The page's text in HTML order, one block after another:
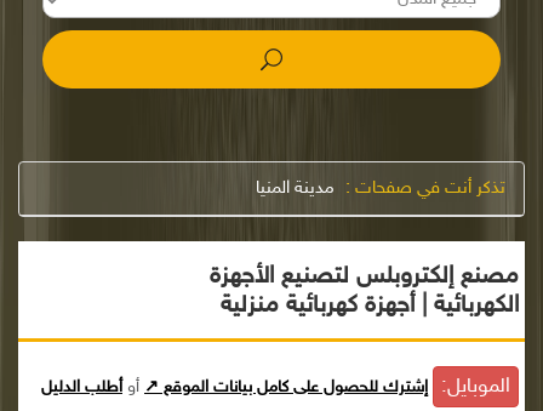
تذكر أنت في صفحات : مدينة المنيا
مصنع إلكتروبلس لتصنيع الأجهزة
الكهربائية | أجهزة كهربائية منزلية
الموبايل: إشترك للحصول على كامل بيانات الموقع ↗ أوأطلب الدليل